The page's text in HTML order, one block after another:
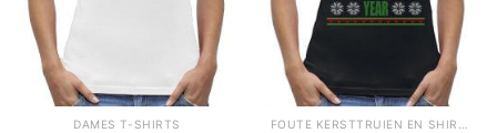
DAMES T-SHIRTS FOUTE KERSTTRUIEN EN SHIRTS